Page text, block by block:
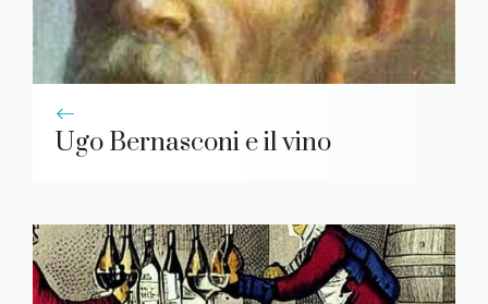
Ugo Bernasconi e il vino